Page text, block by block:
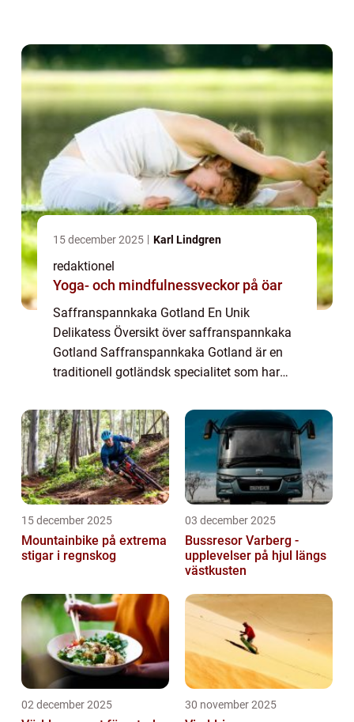
15 december 2025 Karl Lindgren
redaktionel
Yoga- och mindfulnessveckor på öar
Saffranspannkaka Gotland En Unik
Delikatess Översikt över saffranspannkaka
Gotland Saffranspannkaka Gotland är en
traditionell gotländsk specialitet som har
internationellt. Det är en läcker efterrätt som
kombine...
15 december 2025
Mountainbike på extrema
stigar i regnskog
03 december 2025
Bussresor Varberg -
upplevelser på hjul längs
västkusten
02 december 2025 30 november 2025